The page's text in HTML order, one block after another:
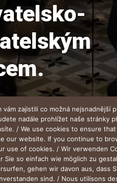
vám zajistili co možná nejsnadnější
nadále prohlížet naše stránky
/ We use cookies to ensure
our website. If you continue to
use of cookies. / Wir verwenden
Sie so einfach wie möglich zu
gehen wir davon aus, dass
sind. / Nous utilisons